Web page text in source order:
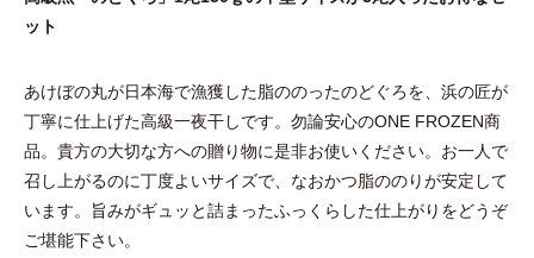
ット
あけぼの丸が日本海で漁獲した脂ののったのどぐろを、浜の匠が
丁寧に仕上げた高級一夜干しです。勿論安心のONE FROZEN商
品。貴方の大切な方への贈り物に是非お使いください。お一人で
召し上がるのに丁度よいサイズで、なおかつ脂ののりが安定して
います。旨みがギュッと詰まったふっくらした仕上がりをどうぞ
ご堪能下さい。